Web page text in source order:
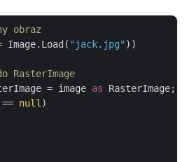
obraz
Image.Load( "jack.jpg" ))
RasterImage
= image
as RasterImage;
null )